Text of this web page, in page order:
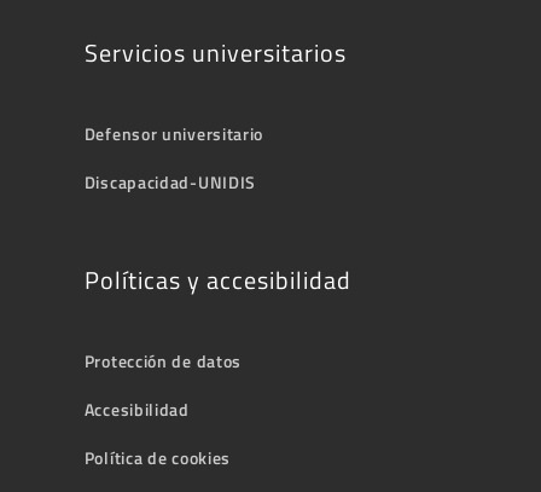
Servicios universitarios
Defensor universitario
Discapacidad-UNIDIS
Políticas y accesibilidad
Protección de datos
Accesibilidad
Política de cookies